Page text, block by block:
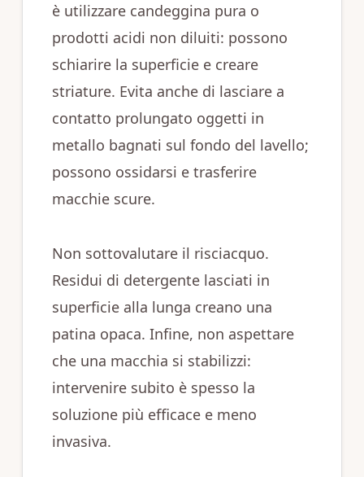
è utilizzare candeggina pura o
prodotti acidi non diluiti: possono
schiarire la superficie e creare
striature. Evita anche di lasciare a
contatto prolungato oggetti in
metallo bagnati sul fondo del lavello;
possono ossidarsi e trasferire
macchie scure.
Non sottovalutare il risciacquo.
Residui di detergente lasciati in
superficie alla lunga creano una
patina opaca. Infine, non aspettare
che una macchia si stabilizzi:
intervenire subito è spesso la
soluzione più efficace e meno
invasiva.